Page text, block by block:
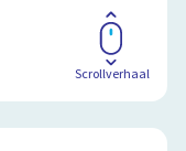
Scrollverhaal